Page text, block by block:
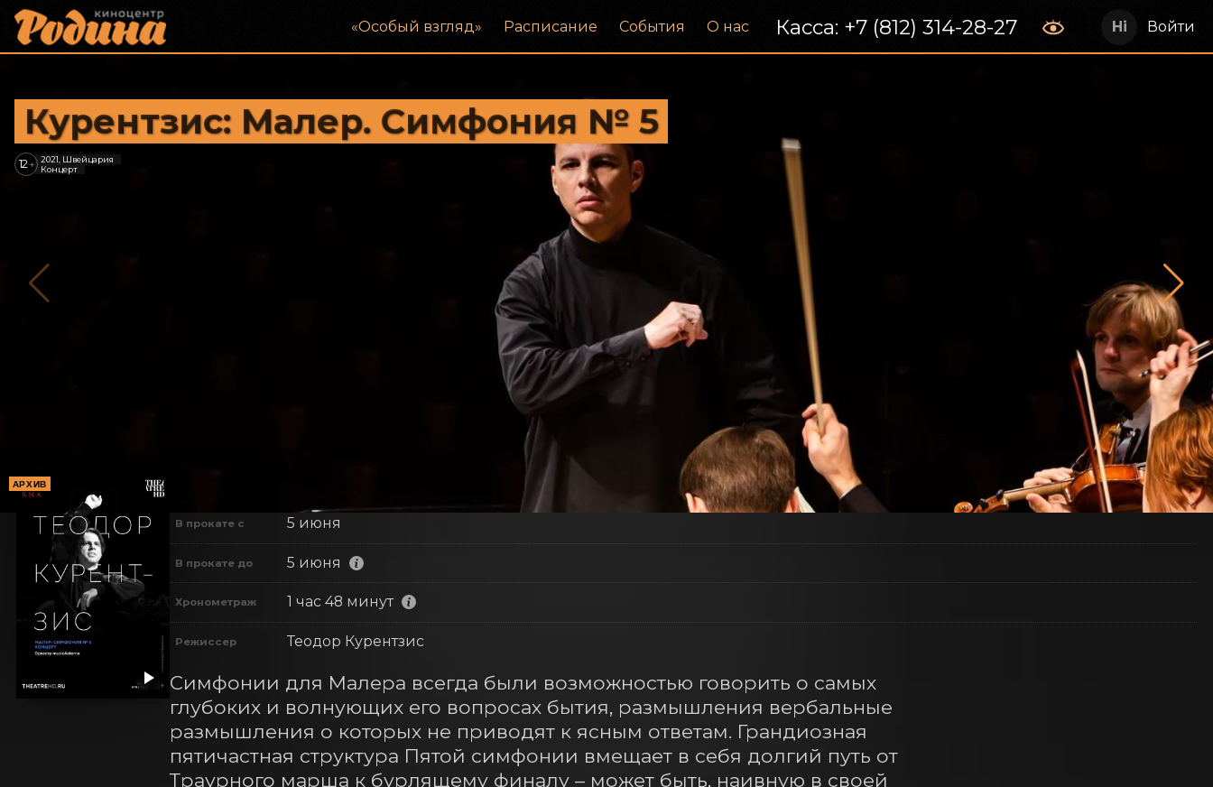
«‎Особый взгляд» Расписание События О нас Касса: +7 (812) 314-28-27 Войти
Курентзис: Малер. Симфония № 5
12 +
2021, Швейцария
Концерт
АРХИВ
В прокате с 5 июня
В прокате до 5 июня
Хронометраж 1 час 48 минут
Режиссер Теодор Курентзис
Симфонии для Малера всегда были возможностью говорить о самых
глубоких и волнующих его вопросах бытия, размышления вербальные
размышления о которых не приводят к ясным ответам. Грандиозная
пятичастная структура Пятой симфонии вмещает в себя долгий путь от
Траурного марша к бурлящему финалу – может быть, наивную в своей